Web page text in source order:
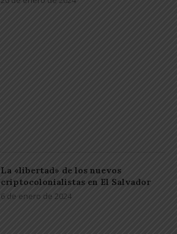
La «libertad» de los nuevos
criptocolonialistas en El Salvador
6 de enero de 2024